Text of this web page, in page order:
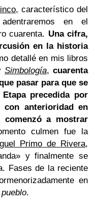
característico del
en el
cuarenta. Una cifra,
en la historia
detallé en mis libros
Simbología,cuarenta
pasar para que se
Etapa precedida por
con anterioridad en
comenzó a mostrar
culmen fue la
Primo de Rivera,
y finalmente se
Fases de la reciente
en
.